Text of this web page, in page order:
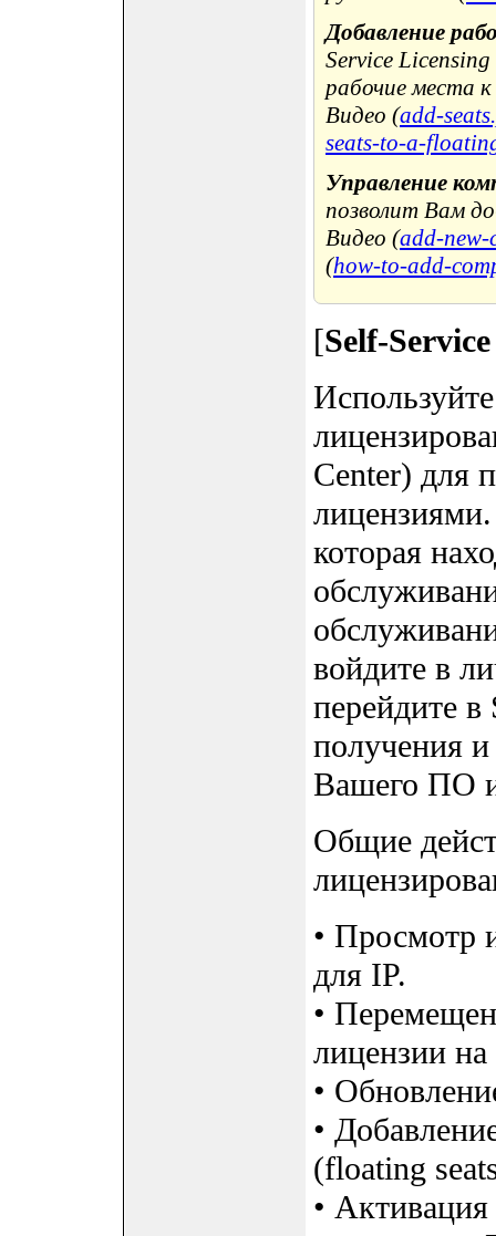
Добавление
Service
рабочие места
Видео (add-
seats-to-a-
Управление
позволит Вам
Видео (add-new-
(how-to-add-
[Self-
Center) для
которая
войдите в
перейдите
получения
Вашего ПО
Общие
• Просмотр
для IP.
•
лицензии
•
•
(floating
•